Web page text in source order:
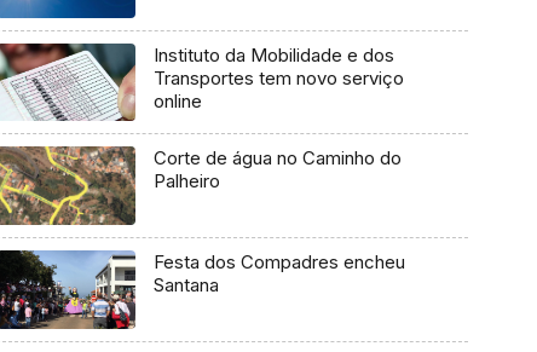
Instituto da Mobilidade e dos
Transportes tem novo serviço
online
Corte de água no Caminho do
Palheiro
Festa dos Compadres encheu
Santana